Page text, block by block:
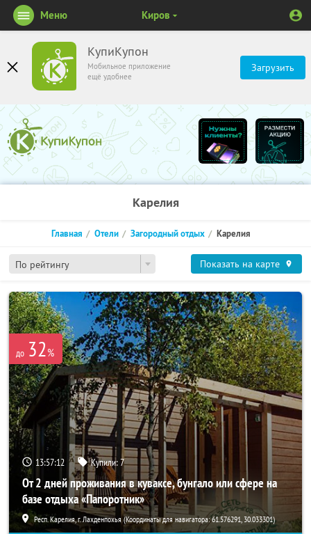
КупиКупон
Мобильное приложение
ещё удобнее
Загрузить
Меню Киров
Карелия
По рейтингу
Главная Отели Загородный отдых Карелия
Показать на карте
до 32%
13:57:12 Купили:7
От 2 дней проживания в куваксе, бунгало или сфере на
базе отдыха «Папоротник»
Респ. Карелия, г. Лахденпохья (Координаты для навигатора: 61.576291, 30.033301)